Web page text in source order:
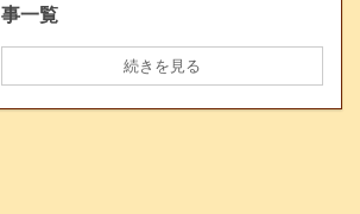
事一覧
続きを見る